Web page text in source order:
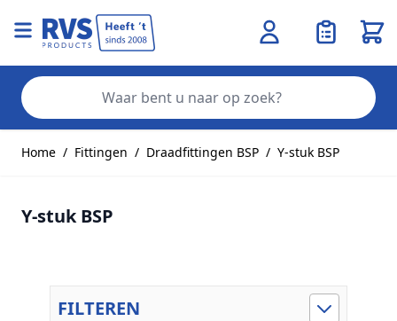
Home / Fittingen / Draadfittingen BSP / Y-stuk BSP
Y-stuk BSP
FILTEREN